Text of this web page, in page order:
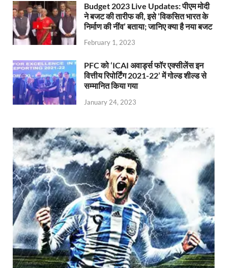
Budget 2023 Live Updates: पीएम मोदी
ने बजट की तारीफ की, इसे ‘विकसित भारत के
निर्माण की नींव’ बताया; जानिए क्या है नया बजट
February 1, 2023
PFC को ‘ICAI अवार्ड्स फॉर एक्सीलेंस इन
वित्तीय रिपोर्टिंग 2021-22’ में गोल्ड शील्ड से
सम्मानित किया गया
January 24, 2023